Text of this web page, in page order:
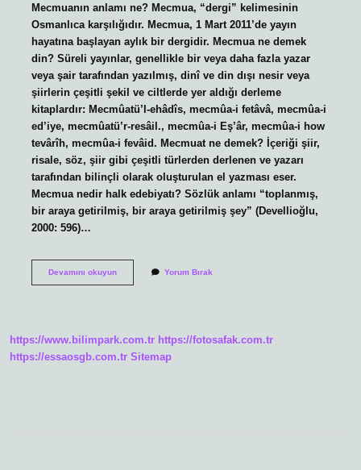
Mecmuanın anlamı ne? Mecmua, “dergi” kelimesinin
Osmanlıca karşılığıdır. Mecmua, 1 Mart 2011’de yayın
hayatına başlayan aylık bir dergidir. Mecmua ne demek
din? Süreli yayınlar, genellikle bir veya daha fazla yazar
veya şair tarafından yazılmış, dinî ve din dışı nesir veya
şiirlerin çeşitli şekil ve ciltlerde yer aldığı derleme
kitaplardır: Mecmûatü’l-ehâdîs, mecmûa-i fetâvâ, mecmûa-i
ed’iye, mecmûatü’r-resâil., mecmûa-i Eş’âr, mecmûa-i how
tevârîh, mecmûa-i fevâid. Mecmuat ne demek? İçeriği şiir,
risale, söz, şiir gibi çeşitli türlerden derlenen ve yazarı
tarafından bilinçli olarak oluşturulan el yazması eser.
Mecmua nedir halk edebiyatı? Sözlük anlamı “toplanmış,
bir araya getirilmiş, bir araya getirilmiş şey” (Devellioğlu,
2000: 596)…
Devamını okuyunMecmûa
Yorum Bırak
https://www.bilimpark.com.tr https://fotosafak.com.tr
https://essaosgb.com.tr Sitemap